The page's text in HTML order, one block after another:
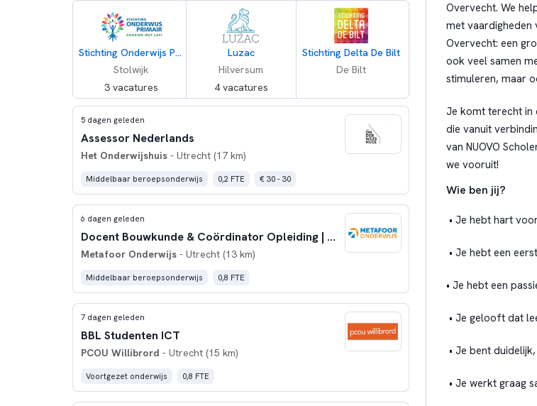
Stichting Onderwijs Primair
Stolwijk
3 vacatures
Luzac
Hilversum
4 vacatures
Stichting Delta De Bilt
De Bilt
5 dagen geleden
Assessor Nederlands
Het Onderwijshuis- Utrecht (17 km)
Middelbaar beroepsonderwijs 0,2 FTE € 30 - 30
6 dagen geleden
Docent Bouwkunde & Coördinator Opleiding | Regio Utrecht | 0,8 FTE
Metafoor Onderwijs- Utrecht (13 km)
Middelbaar beroepsonderwijs 0,8 FTE
7 dagen geleden
BBL Studenten ICT
PCOU Willibrord - Utrecht (15 km)
Voortgezet onderwijs 0,8 FTE
Overvecht. We
met vaardigheden
Overvecht: een
ook veel samen
stimuleren, maar
Je komt terecht in
die vanuit
van NUOVO
we vooruit!
Wie ben jij?
• Je hebt hart
• Je hebt een
• Je hebt een
• Je gelooft dat
• Je bent
• Je werkt graag